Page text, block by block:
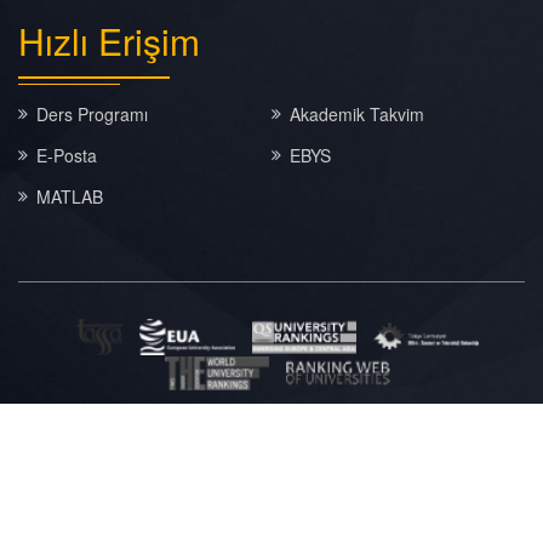
Hızlı Erişim
Ders Programı
Akademik Takvim
E-Posta
EBYS
MATLAB